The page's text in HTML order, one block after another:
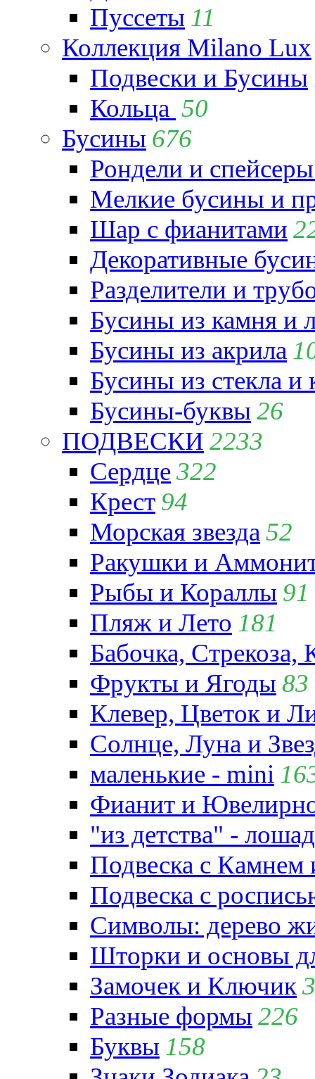
Пуссеты 11
Коллекция Milano Lux
Подвески и Бусины
Кольца 50
Бусины 676
Рондели и
Мелкие бусины и
Шар с фианитами
Декоративные
Разделители и
Бусины из камня и
Бусины из акрила
Бусины из стекла и
Бусины-буквы 26
ПОДВЕСКИ 2233
Сердце322
Крест 94
Морская звезда 52
Ракушки и
Рыбы и Кораллы 91
Пляж и Лето 181
Бабочка,
Фрукты и Ягоды 83
Клевер, Цветок и
Солнце, Луна и
маленькие - mini
Фианит и
"из детства" -
Подвеска с
Подвеска с
Символы: дерево
Шторки и основы
Замочек и Ключик
Разные формы 226
Буквы 158